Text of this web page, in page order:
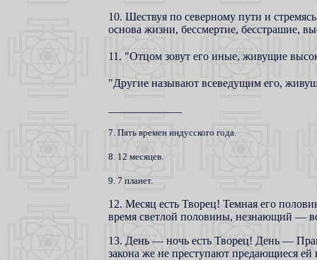
10. Шествуя по северному пути и
основа жизни, бессмертие, бесстрашие,
11. "Отцом зовут его иные, живущие
"Другие называют всеведущим его,
7. Пять времен индусского года.
8. 12 месяцев.
9. 7 планет.
12. Месяц есть Творец! Темная его
время светлой половины, незнающий —
13. День — ночь есть Творец! День —
закона же не преступают предающиеся ей